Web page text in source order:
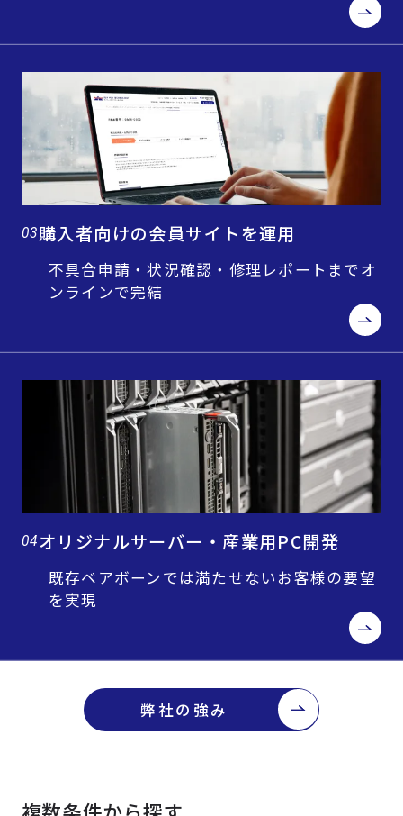
03購入者向けの会員サイトを運用
不具合申請・状況確認・修理レポートまでオ
ンラインで完結
04オリジナルサーバー・産業用PC開発
既存ベアボーンでは満たせないお客様の要望
を実現
弊社の強み